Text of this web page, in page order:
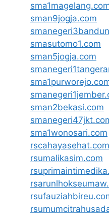
sman9jogja.com
smasutomo1.com
sman5jogja.com
sman2bekasi.com
sma1wonosari.com
rscahayasehat.com
rsumalikasim.com